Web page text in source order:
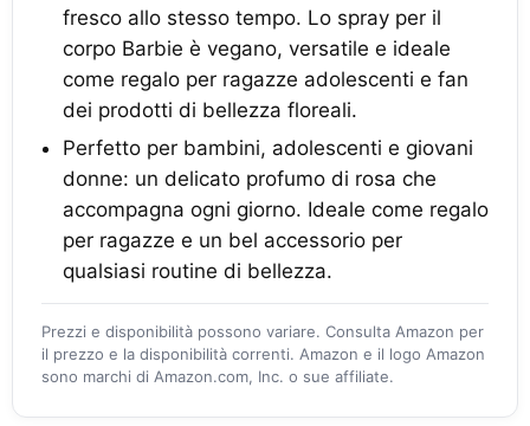
fresco allo stesso tempo. Lo spray per il
corpo Barbie è vegano, versatile e ideale
come regalo per ragazze adolescenti e fan
dei prodotti di bellezza floreali.
Perfetto per bambini, adolescenti e giovani
donne: un delicato profumo di rosa che
accompagna ogni giorno. Ideale come regalo
per ragazze e un bel accessorio per
qualsiasi routine di bellezza.
Prezzi e disponibilità possono variare. Consulta Amazon per
il prezzo e la disponibilità correnti. Amazon e il logo Amazon
sono marchi di Amazon.com, Inc. o sue affiliate.